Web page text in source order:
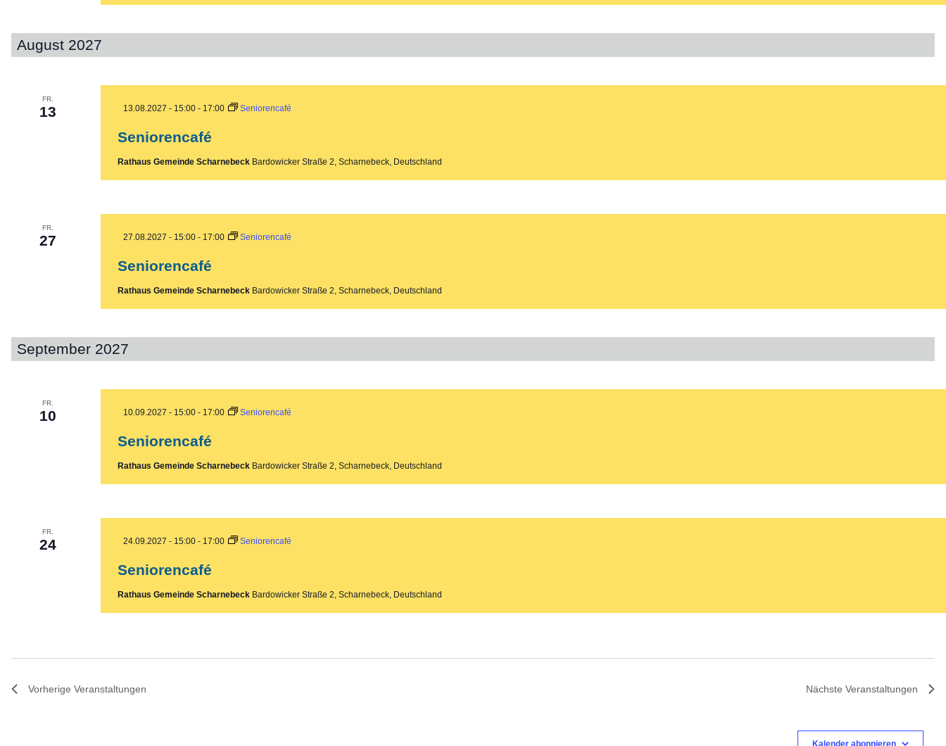
August 2027
FR.
13
Seniorencafé
13.08.2027 - 15:00 - 17:00 Seniorencafé
Rathaus Gemeinde Scharnebeck Bardowicker Straße 2, Scharnebeck, Deutschland
FR.
27
Seniorencafé
27.08.2027 - 15:00 - 17:00 Seniorencafé
Rathaus Gemeinde Scharnebeck Bardowicker Straße 2, Scharnebeck, Deutschland
September 2027
FR.
10
Seniorencafé
10.09.2027 - 15:00 - 17:00 Seniorencafé
Rathaus Gemeinde Scharnebeck Bardowicker Straße 2, Scharnebeck, Deutschland
FR.
24
Seniorencafé
24.09.2027 - 15:00 - 17:00 Seniorencafé
Rathaus Gemeinde Scharnebeck Bardowicker Straße 2, Scharnebeck, Deutschland
Vorherige Veranstaltungen Nächste Veranstaltungen
Kalender abonnieren